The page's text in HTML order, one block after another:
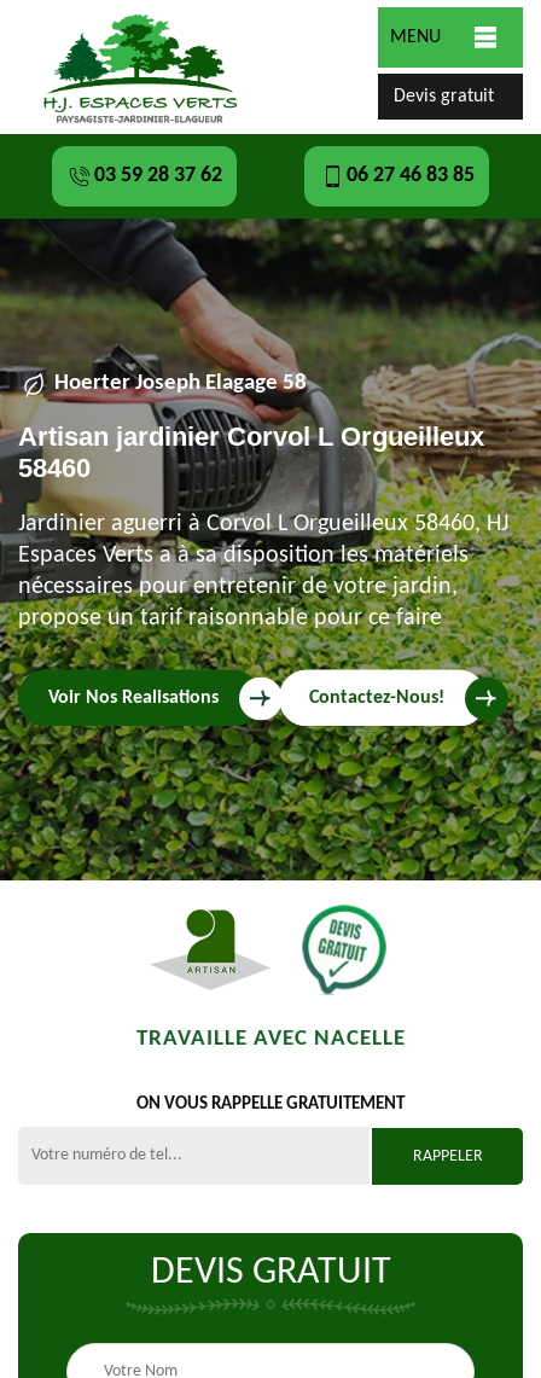
MENU
Devis gratuit
03 59 28 37 62 06 27 46 83 85
Hoerter Joseph Elagage 58
Artisan jardinier Corvol L Orgueilleux
58460
Jardinier aguerri à Corvol L Orgueilleux 58460, HJ
Espaces Verts a à sa disposition les matériels
nécessaires pour entretenir de votre jardin,
propose un tarif raisonnable pour ce faire
Voir Nos Realisations Contactez-Nous!
TRAVAILLE AVEC NACELLE
ON VOUS RAPPELLE GRATUITEMENT
DEVIS GRATUIT